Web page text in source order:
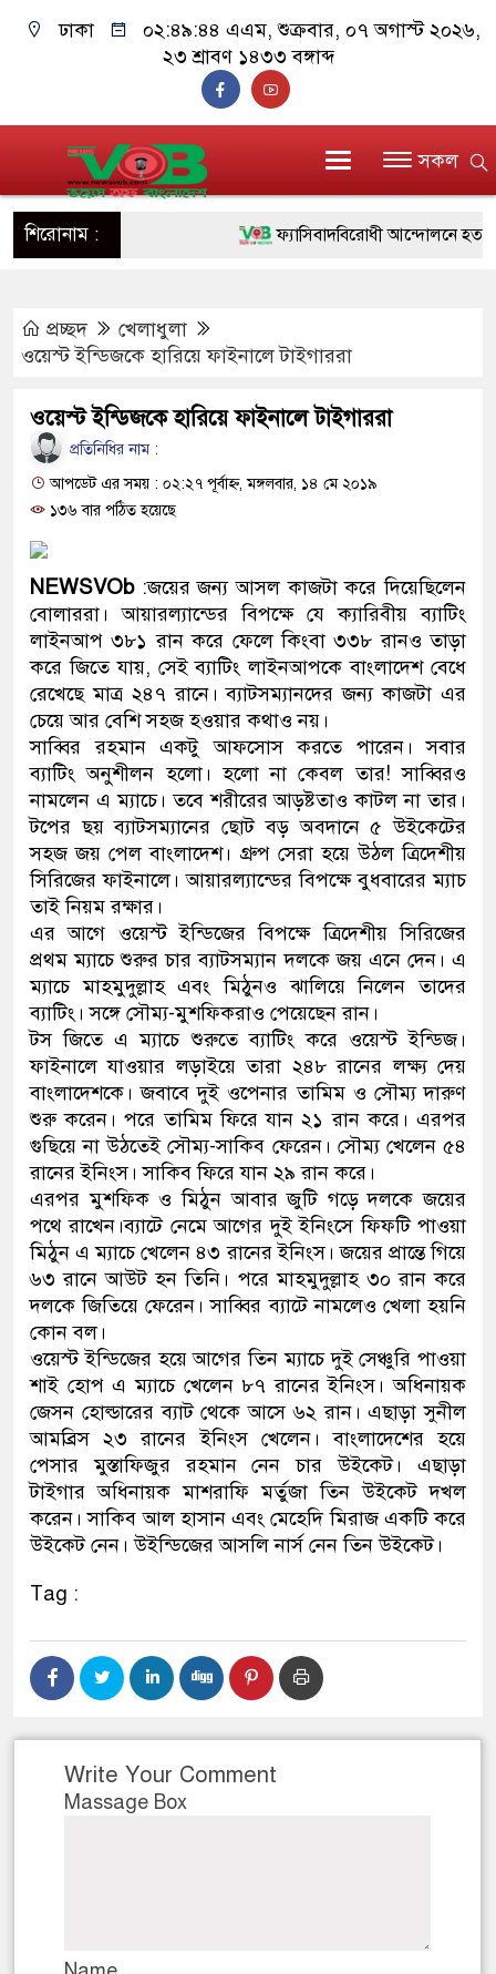
ঢাকা ০২:৪৯:৪৫ এএম, শুক্রবার, ০৭ অগাস্ট ২০২৬,
২৩ শ্রাবণ ১৪৩৩ বঙ্গাব্দ
সকল
শিরোনাম : ফ্যাসিবাদবিরোধী আন্দোলনে
উদ্ধার
মাদক কারবারি গ্রেফতার
২৮ লাখ টাকার জাল নোটসহ
থানা পুলিশ
যেকোনো সময় বেনজীরের প্রত্যাবর্তন
নেতৃত্ব ও গণতন্ত্রের মূর্তমান প্রতীক
যে ভাবে ডেভিড ইমনের কাছে মিলল
‘আজহার খান’
অবৈধ বিদেশি পিস্তল, ম্যাগাজিন ও
জড়িত কিশোর গ্যাংয়ের চার শিশু আটক
ডাকাতির প্রস্তুতিকালে দুইজনকে
থানা পুলিশ
প্রচ্ছদ
খেলাধুলা
ওয়েস্ট ইন্ডিজকে হারিয়ে ফাইনালে টাইগাররা
ওয়েস্ট ইন্ডিজকে হারিয়ে ফাইনালে টাইগাররা
প্রতিনিধির নাম :
আপডেট এর সময় : ০২:২৭ পূর্বাহ্ন, মঙ্গলবার, ১৪ মে ২০১৯
১৩৬ বার পঠিত হয়েছে
NEWSVOb:জয়ের জন্য আসল কাজটা করে দিয়েছিলেন
বোলাররা। আয়ারল্যান্ডের বিপক্ষে যে ক্যারিবীয় ব্যাটিং
লাইনআপ ৩৮১ রান করে ফেলে কিংবা ৩৩৮ রানও তাড়া
করে জিতে যায়, সেই ব্যাটিং লাইনআপকে বাংলাদেশ বেধে
রেখেছে মাত্র ২৪৭ রানে। ব্যাটসম্যানদের জন্য কাজটা এর
চেয়ে আর বেশি সহজ হওয়ার কথাও নয়।
সাব্বির রহমান একটু আফসোস করতে পারেন। সবার
ব্যাটিং অনুশীলন হলো। হলো না কেবল তার! সাব্বিরও
নামলেন এ ম্যাচে। তবে শরীরের আড়ষ্টতাও কাটল না তার।
টপের ছয় ব্যাটসম্যানের ছোট বড় অবদানে ৫ উইকেটের
সহজ জয় পেল বাংলাদেশ। গ্রুপ সেরা হয়ে উঠল ত্রিদেশীয়
সিরিজের ফাইনালে। আয়ারল্যান্ডের বিপক্ষে বুধবারের ম্যাচ
তাই নিয়ম রক্ষার।
এর আগে ওয়েস্ট ইন্ডিজের বিপক্ষে ত্রিদেশীয় সিরিজের
প্রথম ম্যাচে শুরুর চার ব্যাটসম্যান দলকে জয় এনে দেন। এ
ম্যাচে মাহমুদুল্লাহ এবং মিঠুনও ঝালিয়ে নিলেন তাদের
ব্যাটিং। সঙ্গে সৌম্য-মুশফিকরাও পেয়েছেন রান।
টস জিতে এ ম্যাচে শুরুতে ব্যাটিং করে ওয়েস্ট ইন্ডিজ।
ফাইনালে যাওয়ার লড়াইয়ে তারা ২৪৮ রানের লক্ষ্য দেয়
বাংলাদেশকে। জবাবে দুই ওপেনার তামিম ও সৌম্য দারুণ
শুরু করেন। পরে তামিম ফিরে যান ২১ রান করে। এরপর
গুছিয়ে না উঠতেই সৌম্য-সাকিব ফেরেন। সৌম্য খেলেন ৫৪
রানের ইনিংস। সাকিব ফিরে যান ২৯ রান করে।
এরপর মুশফিক ও মিঠুন আবার জুটি গড়ে দলকে জয়ের
পথে রাখেন।ব্যাটে নেমে আগের দুই ইনিংসে ফিফটি পাওয়া
মিঠুন এ ম্যাচে খেলেন ৪৩ রানের ইনিংস। জয়ের প্রান্তে গিয়ে
৬৩ রানে আউট হন তিনি। পরে মাহমুদুল্লাহ ৩০ রান করে
দলকে জিতিয়ে ফেরেন। সাব্বির ব্যাটে নামলেও খেলা হয়নি
কোন বল।
ওয়েস্ট ইন্ডিজের হয়ে আগের তিন ম্যাচে দুই সেঞ্চুরি পাওয়া
শাই হোপ এ ম্যাচে খেলেন ৮৭ রানের ইনিংস। অধিনায়ক
জেসন হোল্ডারের ব্যাট থেকে আসে ৬২ রান। এছাড়া সুনীল
আমব্রিস ২৩ রানের ইনিংস খেলেন। বাংলাদেশের হয়ে
পেসার মুস্তাফিজুর রহমান নেন চার উইকেট। এছাড়া
টাইগার অধিনায়ক মাশরাফি মর্তুজা তিন উইকেট দখল
করেন। সাকিব আল হাসান এবং মেহেদি মিরাজ একটি করে
উইকেট নেন। উইন্ডিজের আসলি নার্স নেন তিন উইকেট।
Tag :
Write Your Comment
Massage Box